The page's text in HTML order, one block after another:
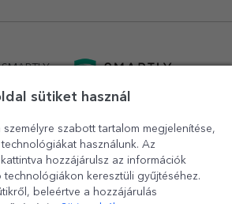
SMARTLY.ro
sütiket használ
szabott tartalom megjelenítése,
használunk. Az
hozzájárulsz az információk
keresztüli gyűjtéséhez.
beleértve a hozzájárulás